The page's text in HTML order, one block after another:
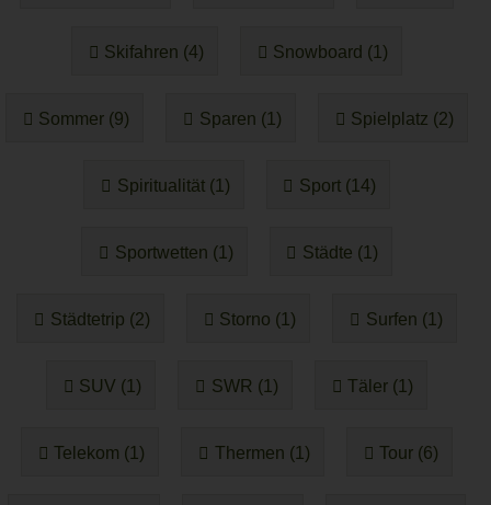
Skifahren (4) Snowboard (1)
Sommer (9) Sparen (1) Spielplatz (2)
Spiritualität (1) Sport (14)
Sportwetten (1) Städte (1)
Städtetrip (2) Storno (1) Surfen (1)
SUV (1) SWR (1) Täler (1)
Telekom (1) Thermen (1) Tour (6)